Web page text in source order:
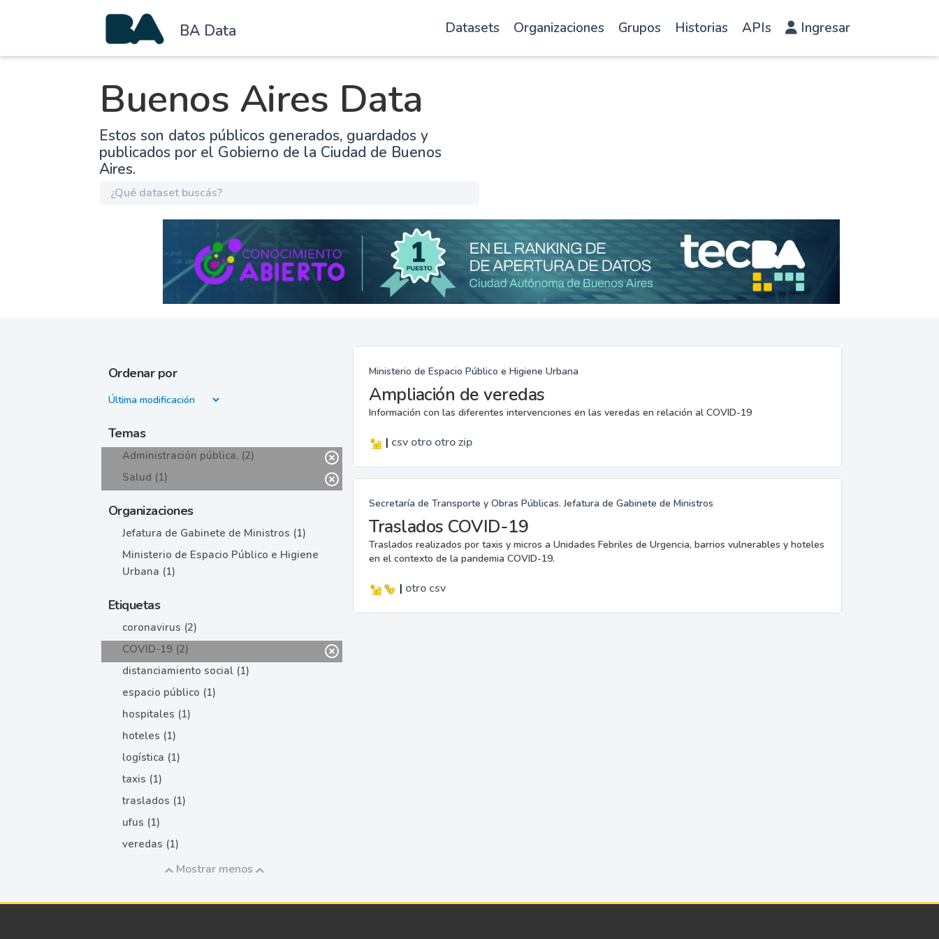
BA Data Datasets Organizaciones Grupos Historias APIs Ingresar
Buenos Aires Data
Estos son datos públicos generados, guardados y
publicados por el Gobierno de la Ciudad de Buenos
Aires.
Ordenar por
Temas
Administración pública. (2)
Salud (1)
Organizaciones
Jefatura de Gabinete de Ministros (1)
Ministerio de Espacio Público e Higiene
Urbana (1)
Etiquetas
coronavirus (2)
COVID-19 (2)
distanciamiento social (1)
espacio público (1)
hospitales (1)
hoteles (1)
logística (1)
taxis (1)
traslados (1)
ufus (1)
veredas (1)
Mostrar menos
Ministerio de Espacio Público e Higiene Urbana
Ampliación de veredas
Información con las diferentes intervenciones en las veredas en relación al COVID-19
| csv otro otrozip
Secretaría de Transporte y Obras Públicas. Jefatura de Gabinete de Ministros
Traslados COVID-19
Traslados realizados por taxis y micros a Unidades Febriles de Urgencia, barrios vulnerables y hoteles
en el contexto de la pandemia COVID-19.
| otro csv